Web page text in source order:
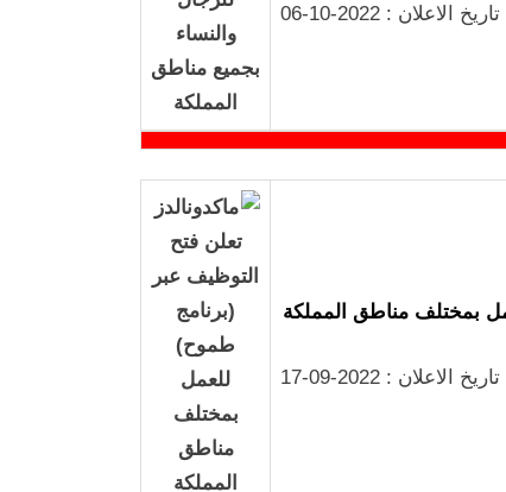
تاريخ الاعلان : 2022-10-06
بمختلف مناطق المملكة
تاريخ الاعلان : 2022-09-17